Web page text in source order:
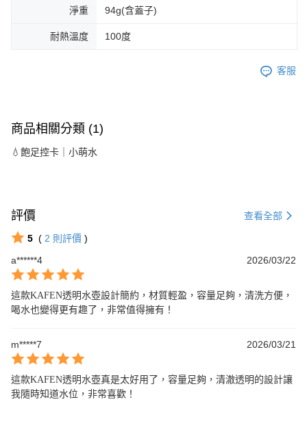
淨重 94g(含蓋子)
耐熱溫度 100度
客服
商品相關分類 (1)
💧飽足控卡｜小萌水
評價 查看全部
5 ( 2 則評價 )
a******4
2026/03/22
這款KAFEN透明水壺設計簡約，材質輕盈，容量足夠，清洗方便，
喝水也變得更有趣了，非常值得擁有！
m*****7 2026/03/21
這款KAFEN透明水壺真是太好用了，容量足夠，清澈透明的設計讓
我隨時知道水位，非常喜歡！